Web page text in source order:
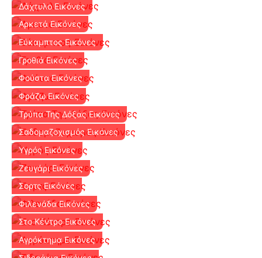
Δάχτυλο Εικόνες
Αρκετά Εικόνες
Εύκαμπτος Εικόνες
Γροθιά Εικόνες
Φούστα Εικόνες
Φράζω Εικόνες
Τρύπα Της Δόξας Εικόνες
Σαδομαζοχισμός Εικόνες
Υγρός Εικόνες
Ζευγάρι Εικόνες
Σορτς Εικόνες
Φιλενάδα Εικόνες
Στο Κέντρο Εικόνες
Αγρόκτημα Εικόνες